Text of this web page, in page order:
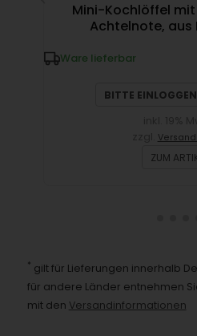
Mini-Kochlöffel
Achtelnote, aus
Ware lieferbar
BITTE EINLOGGEN
ZUM
* gilt für Lieferungen innerhalb
für andere Länder entnehmen
mit den Versandinformationen